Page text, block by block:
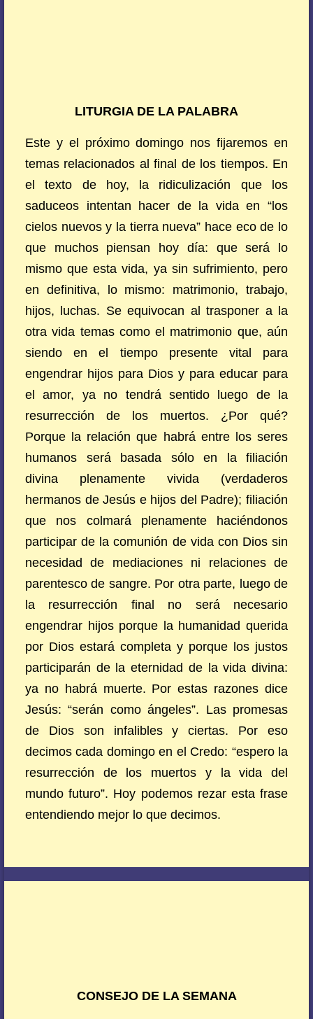
LITURGIA DE LA PALABRA
Este y el próximo domingo nos fijaremos en
temas relacionados al final de los tiempos. En
el texto de hoy, la ridiculización que los
saduceos intentan hacer de la vida en “los
cielos nuevos y la tierra nueva” hace eco de lo
que muchos piensan hoy día: que será lo
mismo que esta vida, ya sin sufrimiento, pero
en definitiva, lo mismo: matrimonio, trabajo,
hijos, luchas. Se equivocan al trasponer a la
otra vida temas como el matrimonio que, aún
siendo en el tiempo presente vital para
engendrar hijos para Dios y para educar para
el amor, ya no tendrá sentido luego de la
resurrección de los muertos. ¿Por qué?
Porque la relación que habrá entre los seres
humanos será basada sólo en la filiación
divina plenamente vivida (verdaderos
hermanos de Jesús e hijos del Padre); filiación
que nos colmará plenamente haciéndonos
participar de la comunión de vida con Dios sin
necesidad de mediaciones ni relaciones de
parentesco de sangre. Por otra parte, luego de
la resurrección final no será necesario
engendrar hijos porque la humanidad querida
por Dios estará completa y porque los justos
participarán de la eternidad de la vida divina:
ya no habrá muerte. Por estas razones dice
Jesús: “serán como ángeles”. Las promesas
de Dios son infalibles y ciertas. Por eso
decimos cada domingo en el Credo: “espero la
resurrección de los muertos y la vida del
mundo futuro”. Hoy podemos rezar esta frase
entendiendo mejor lo que decimos.
CONSEJO DE LA SEMANA